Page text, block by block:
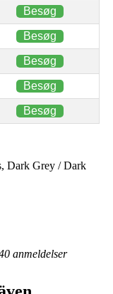
Besøg
Besøg
Besøg
Besøg
Besøg
Dark Grey / Dark
anmeldelser